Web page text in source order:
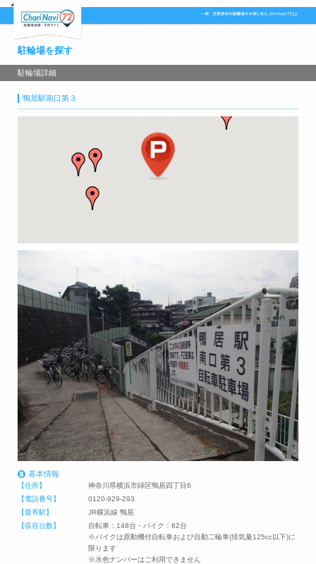
駐輪場を探す
駐輪場詳細
鴨居駅南口第３
基本情報
【住所】
神奈川県横浜市緑区鴨居四丁目6
【電話番号】
0120-929-293
【最寄駅】
JR横浜線 鴨居
【収容台数】
自転車：148台・バイク：82台
※バイクは原動機付自転車および自動二輪車(排気量125cc以下)に
限ります
※水色ナンバーはご利用できません